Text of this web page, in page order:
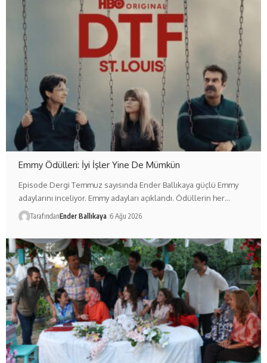
Emmy Ödülleri: İyi İşler Yine De Mümkün
Episode Dergi Temmuz sayısında Ender Ballıkaya güçlü Emmy
adaylarını inceliyor. Emmy adayları açıklandı. Ödüllerin her…
TarafındanEnder Ballıkaya 6 Ağu 2026